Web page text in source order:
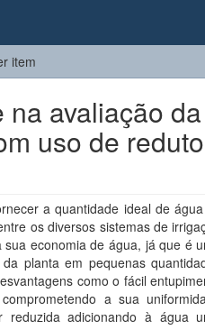
item
avaliação da
uso de
a quantidade ideal de
os diversos sistemas de
economia de água, já que é
planta em pequenas
como o fácil
a sua
adicionando à água